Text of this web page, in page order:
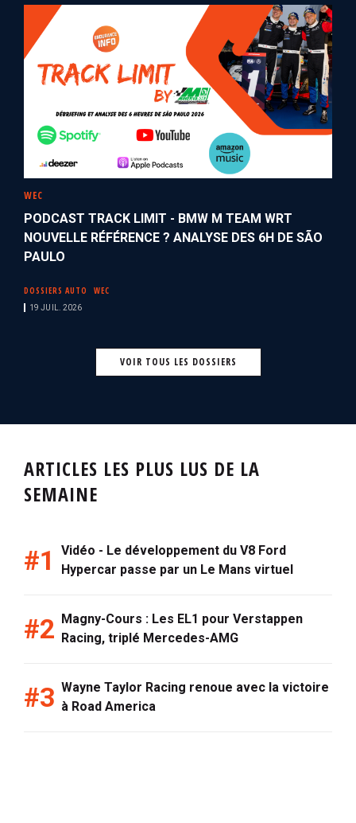
WEC
PODCAST TRACK LIMIT - BMW M TEAM WRT
NOUVELLE RÉFÉRENCE ? ANALYSE DES 6H DE SÃO
PAULO
DOSSIERS AUTO WEC
19 JUIL. 2026
VOIR TOUS LES DOSSIERS
ARTICLES LES PLUS LUS DE LA
SEMAINE
Vidéo - Le développement du V8 Ford
Hypercar passe par un Le Mans virtuel
Magny-Cours : Les EL1 pour Verstappen
Racing, triplé Mercedes-AMG
Wayne Taylor Racing renoue avec la victoire
à Road America